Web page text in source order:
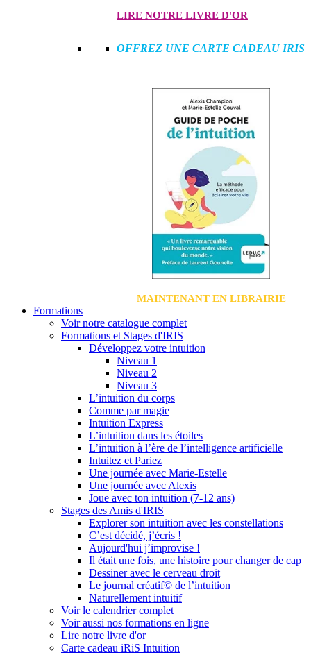
LIRE NOTRE LIVRE D'OR
OFFREZ UNE CARTE CADEAU IRIS
MAINTENANT EN LIBRAIRIE
Formations
Voir notre catalogue complet
Formations et Stages d'IRIS
Développez votre intuition
Niveau 1
Niveau 2
Niveau 3
L’intuition du corps
Comme par magie
Intuition Express
L’intuition dans les étoiles
L’intuition à l’ère de l’intelligence artificielle
Intuitez et Pariez
Une journée avec Marie-Estelle
Une journée avec Alexis
Joue avec ton intuition (7-12 ans)
Stages des Amis d'IRIS
Explorer son intuition avec les constellations
C’est décidé, j’écris !
Aujourd'hui j’improvise !
Il était une fois, une histoire pour changer de cap
Dessiner avec le cerveau droit
Le journal créatif© de l’intuition
Naturellement intuitif
Voir le calendrier complet
Voir aussi nos formations en ligne
Lire notre livre d'or
Carte cadeau iRiS Intuition